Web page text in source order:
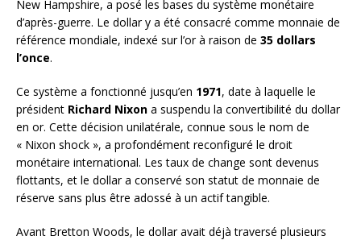
New Hampshire, a posé les bases du système monétaire
d’après-guerre. Le dollar y a été consacré comme monnaie de
référence mondiale, indexé sur l’or à raison de 35 dollars
l’once.
Ce système a fonctionné jusqu’en 1971, date à laquelle le
président Richard Nixon a suspendu la convertibilité du dollar
en or. Cette décision unilatérale, connue sous le nom de
« Nixon shock », a profondément reconfiguré le droit
monétaire international. Les taux de change sont devenus
flottants, et le dollar a conservé son statut de monnaie de
réserve sans plus être adossé à un actif tangible.
Avant Bretton Woods, le dollar avait déjà traversé plusieurs